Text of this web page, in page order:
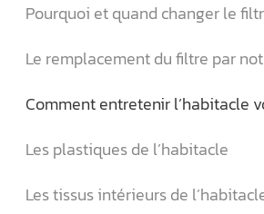
Pourquoi et quand changer le
Le remplacement du filtre par
Comment entretenir l’habitacle
Les plastiques de l’habitacle
Les tissus intérieurs de